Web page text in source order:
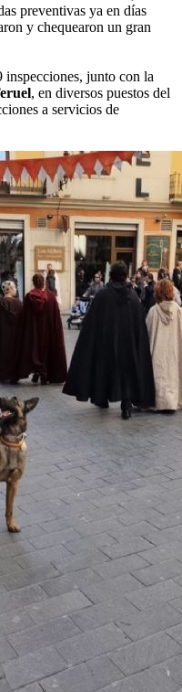
preventivas ya en días
y chequearon un gran
inspecciones, junto con la
, en diversos puestos del
a servicios de